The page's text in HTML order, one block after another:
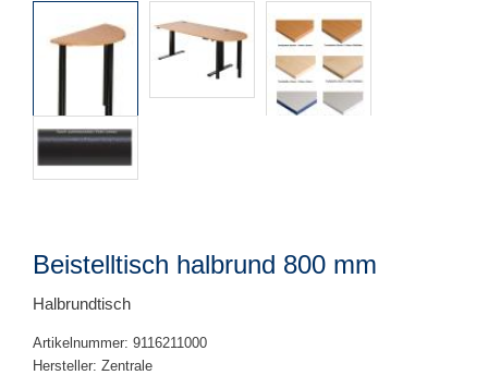
Beistelltisch halbrund 800 mm
Halbrundtisch
Artikelnummer: 9116211000
Hersteller: Zentrale